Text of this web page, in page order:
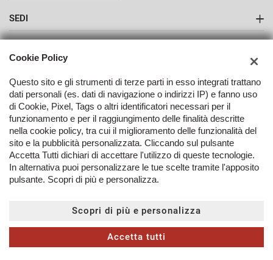
SEDI
Sede di Como
AZIENDA
TORNA IN CIMA
Copyright © 2026 Autoverri Di Giancarlo Verri - P.IVA 03406080139
-Leggi l'informativa sulla privacy-Cookie Policy
Cookie Policy
Questo sito e gli strumenti di terze parti in esso integrati trattano
dati personali (es. dati di navigazione o indirizzi IP) e fanno uso
di Cookie, Pixel, Tags o altri identificatori necessari per il
funzionamento e per il raggiungimento delle finalità descritte
nella cookie policy, tra cui il miglioramento delle funzionalità del
sito e la pubblicità personalizzata. Cliccando sul pulsante
Accetta Tutti dichiari di accettare l'utilizzo di queste tecnologie.
In alternativa puoi personalizzare le tue scelte tramite l'apposito
pulsante. Scopri di più e personalizza.
Scopri di più e personalizza
Accetta tutti